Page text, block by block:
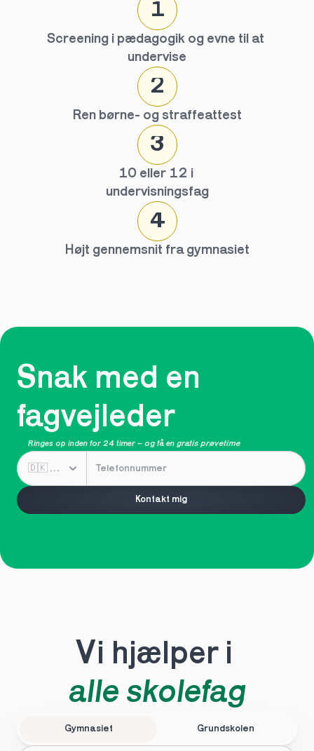
1
Screening i pædagogik og evne til at
undervise
2
Ren børne- og straffeattest
3
10 eller 12 i
undervisningsfag
4
Højt gennemsnit fra gymnasiet
Snak med en
fagvejleder
Ringes op inden for 24 timer – og få en gratis prøvetime
Kontakt mig
Vi hjælper i
alle skolefag
Gymnasiet Grundskolen